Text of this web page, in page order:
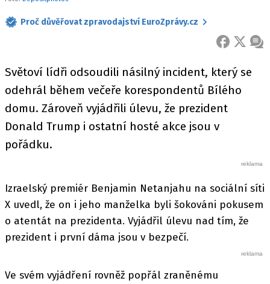
Proč důvěřovat zpravodajství EuroZprávy.cz
FACEBOOK
X
Světoví lídři odsoudili násilný incident, který se
odehrál během večeře korespondentů Bílého
domu. Zároveň vyjádřili úlevu, že prezident
Donald Trump i ostatní hosté akce jsou v
pořádku.
Izraelský premiér Benjamin Netanjahu na sociální síti
X uvedl, že on i jeho manželka byli šokováni pokusem
o atentát na prezidenta. Vyjádřil úlevu nad tím, že
prezident i první dáma jsou v bezpečí.
Ve svém vyjádření rovněž popřál zraněnému